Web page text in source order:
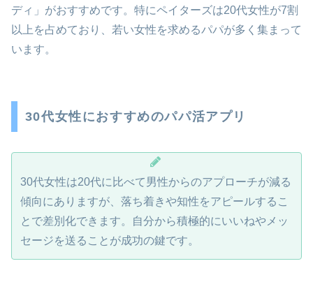
ディ」がおすすめです。特にペイターズは20代女性が7割
以上を占めており、若い女性を求めるパパが多く集まって
います。
30代女性におすすめのパパ活アプリ
30代女性は20代に比べて男性からのアプローチが減る
傾向にありますが、落ち着きや知性をアピールするこ
とで差別化できます。自分から積極的にいいねやメッ
セージを送ることが成功の鍵です。